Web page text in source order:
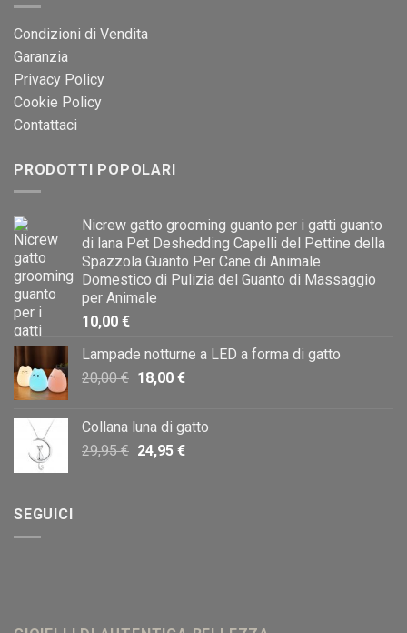
Condizioni di Vendita
Garanzia
Privacy Policy
Cookie Policy
Contattaci
PRODOTTI POPOLARI
Nicrew gatto grooming guanto per i gatti guanto
di lana Pet Deshedding Capelli del Pettine della
Spazzola Guanto Per Cane di Animale
Domestico di Pulizia del Guanto di Massaggio
per Animale
10,00 €
Lampade notturne a LED a forma di gatto
20,00€ Il
era:
20,00 €.
18,00 €Il
è:
18,00 €.
Collana luna di gatto
29,95€ Il
24,95 €Il
SEGUICI